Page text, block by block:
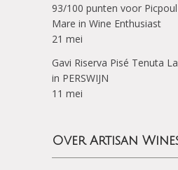
93/100 punten voor
Mare in Wine Enthusiast
21 mei
Gavi Riserva Pisé Tenuta
in PERSWIJN
11 mei
Over Artisan